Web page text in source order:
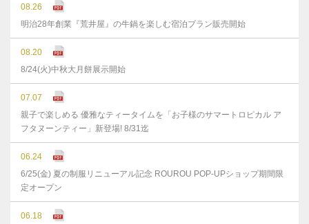
08.26
明治28年創業『荒井屋』の牛鍋を楽しむ宿泊プラン販売開始
08.20
8/24(火)中秋大月餅展示開始
07.07
親子で楽しめる 優雅なティータイムを「お子様のサマートロピカル ア
フタヌーンティー」新登場! 8/31迄
06.24
6/25(金) 夏の制服リニューアル記念 ROUROU POP-UPショップ期間限
定オープン
06.18